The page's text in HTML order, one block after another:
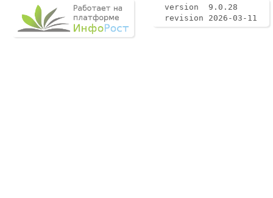
version 9.0.28
revision 2026-03-11